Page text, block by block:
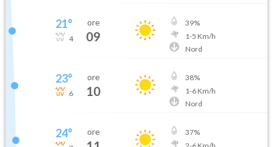
21°
4
ore
09
39%
1-5 Km/h
Nord
23°
6
ore
10
38%
1-6Km/h
Nord
24° ore 37%